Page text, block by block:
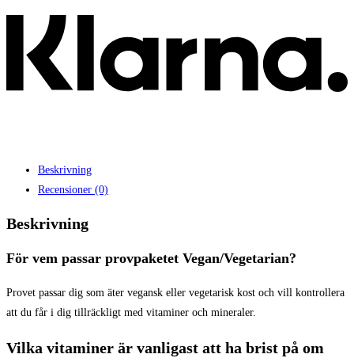
Beskrivning
Recensioner (0)
Beskrivning
För vem passar provpaketet Vegan/Vegetarian?
Provet passar dig som äter vegansk eller vegetarisk kost och vill kontrollera
att du får i dig tillräckligt med vitaminer och mineraler.
Vilka vitaminer är vanligast att ha brist på om